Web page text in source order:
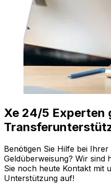
Xe 24/5 Experten
Benötigen Sie Hilfe bei
Geldüberweisung? Wir sind
Sie noch heute Kontakt mit
Unterstützung auf!